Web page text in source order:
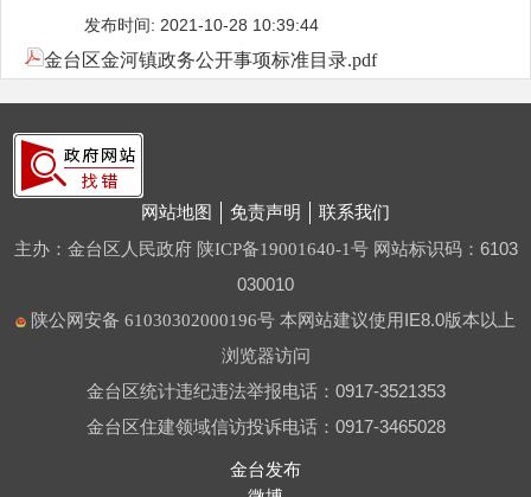
发布时间: 2021-10-28 10:39:44
金台区金河镇政务公开事项标准目录.pdf
网站地图 免责声明 联系我们
主办：金台区人民政府 陕ICP备19001640-1号 网站标识码：6103
030010
陕公网安备 61030302000196号 本网站建议使用IE8.0版本以上
浏览器访问
金台区统计违纪违法举报电话：0917-3521353
金台区住建领域信访投诉电话：0917-3465028
金台发布